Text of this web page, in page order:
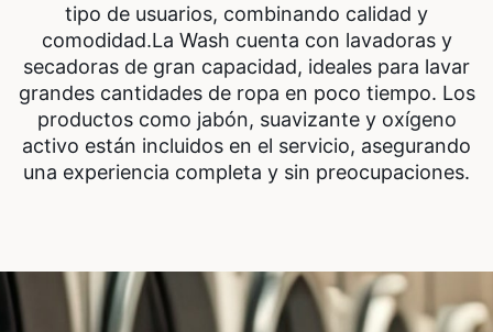
tipo de usuarios, combinando calidad y
comodidad.La Wash cuenta con lavadoras y
secadoras de gran capacidad, ideales para lavar
grandes cantidades de ropa en poco tiempo. Los
productos como jabón, suavizante y oxígeno
activo están incluidos en el servicio, asegurando
una experiencia completa y sin preocupaciones.